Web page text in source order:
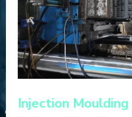
Injection Moulding